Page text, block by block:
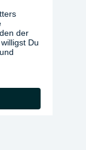
der
Du